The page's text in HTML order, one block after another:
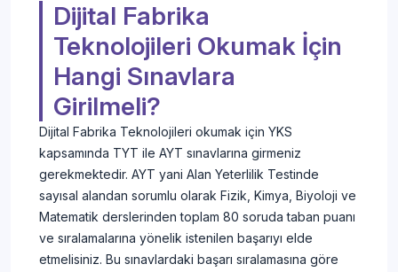
Dijital Fabrika
Teknolojileri Okumak İçin
Hangi Sınavlara
Girilmeli?
Dijital Fabrika Teknolojileri okumak için YKS
kapsamında TYT ile AYT sınavlarına girmeniz
gerekmektedir. AYT yani Alan Yeterlilik Testinde
sayısal alandan sorumlu olarak Fizik, Kimya, Biyoloji ve
Matematik derslerinden toplam 80 soruda taban puanı
ve sıralamalarına yönelik istenilen başarıyı elde
etmelisiniz. Bu sınavlardaki başarı sıralamasına göre